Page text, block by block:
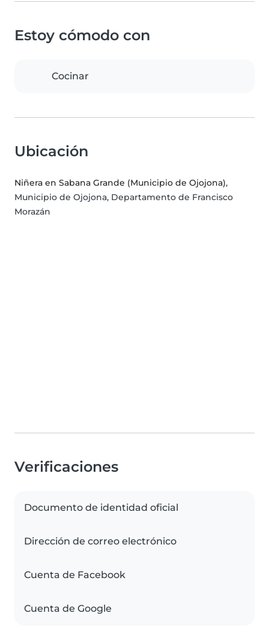
Estoy cómodo con
Cocinar
Ubicación
Niñera en Sabana Grande (Municipio de Ojojona),
Municipio de Ojojona, Departamento de Francisco
Morazán
Verificaciones
Documento de identidad oficial
Dirección de correo electrónico
Cuenta de Facebook
Cuenta de Google